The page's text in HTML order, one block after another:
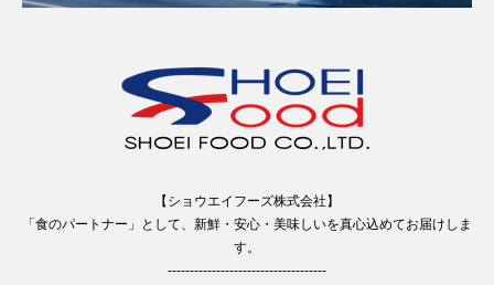
【ショウエイフーズ株式会社】
「食のパートナー」として、新鮮・安心・美味しいを真心込めてお届けしま
す。
------------------------------------